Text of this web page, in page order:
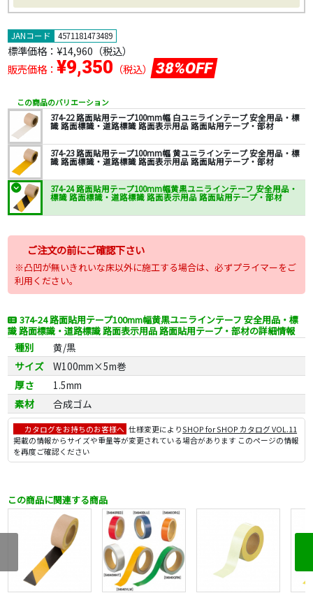
JANコード 4571181473489
標準価格： ¥14,960 （税込）
販売価格： ¥9,350 （税込） 38%OFF
この商品のバリエーション
374-22 路面貼用テープ100mm幅 白ユニラインテープ 安全用品・標
識 路面標識・道路標識 路面表示用品 路面貼用テープ・部材
374-23 路面貼用テープ100mm幅 黄ユニラインテープ 安全用品・標
識 路面標識・道路標識 路面表示用品 路面貼用テープ・部材
374-24 路面貼用テープ100mm幅黄黒ユニラインテーフ 安全用品・
標識 路面標識・道路標識 路面表示用品 路面貼用テープ・部材
ご注文の前にご確認下さい
※凸凹が無いきれいな床以外に施工する場合は、必ずプライマーをご
利用ください。
374-24 路面貼用テープ100mm幅黄黒ユニラインテーフ 安全用品・標
識 路面標識・道路標識 路面表示用品 路面貼用テープ・部材の詳細情報
種別
黄/黒
サイズ
W100mm×5m巻
厚さ
1.5mm
素材
合成ゴム
カタログをお持ちのお客様へ 仕様変更によりSHOP for SHOP カタログ VOL.11
掲載の情報からサイズや重量等が変更されている場合があります このページの情報
を再度ご確認ください
この商品に関連する商品